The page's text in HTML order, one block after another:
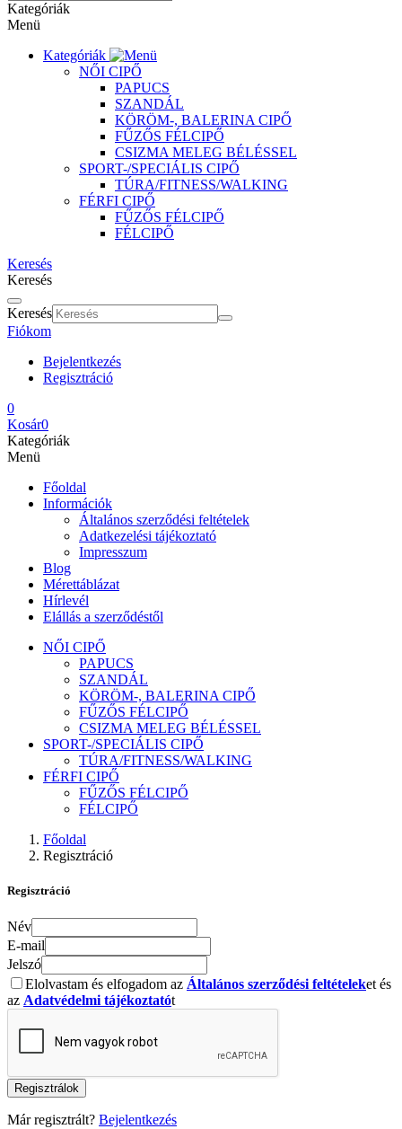
Kategóriák
Menü
Kategóriák
NŐI CIPŐ
PAPUCS
SZANDÁL
KÖRÖM-, BALERINA CIPŐ
FŰZŐS FÉLCIPŐ
CSIZMA MELEG BÉLÉSSEL
SPORT-/SPECIÁLIS CIPŐ
TÚRA/FITNESS/WALKING
FÉRFI CIPŐ
FŰZŐS FÉLCIPŐ
FÉLCIPŐ
Keresés
Keresés
Keresés
Fiókom
Bejelentkezés
Regisztráció
0
Kosár0
Kategóriák
Menü
Főoldal
Információk
Általános szerződési feltételek
Adatkezelési tájékoztató
Impresszum
Blog
Mérettáblázat
Hírlevél
Elállás a szerződéstől
NŐI CIPŐ
PAPUCS
SZANDÁL
KÖRÖM-, BALERINA CIPŐ
FŰZŐS FÉLCIPŐ
CSIZMA MELEG BÉLÉSSEL
SPORT-/SPECIÁLIS CIPŐ
TÚRA/FITNESS/WALKING
FÉRFI CIPŐ
FŰZŐS FÉLCIPŐ
FÉLCIPŐ
Főoldal
Regisztráció
Regisztráció
Név
E-mail
Jelszó
Elolvastam és elfogadom az Általános szerződési feltételeket és
az Adatvédelmi tájékoztatót
Regisztrálok
Már regisztrált? Bejelentkezés